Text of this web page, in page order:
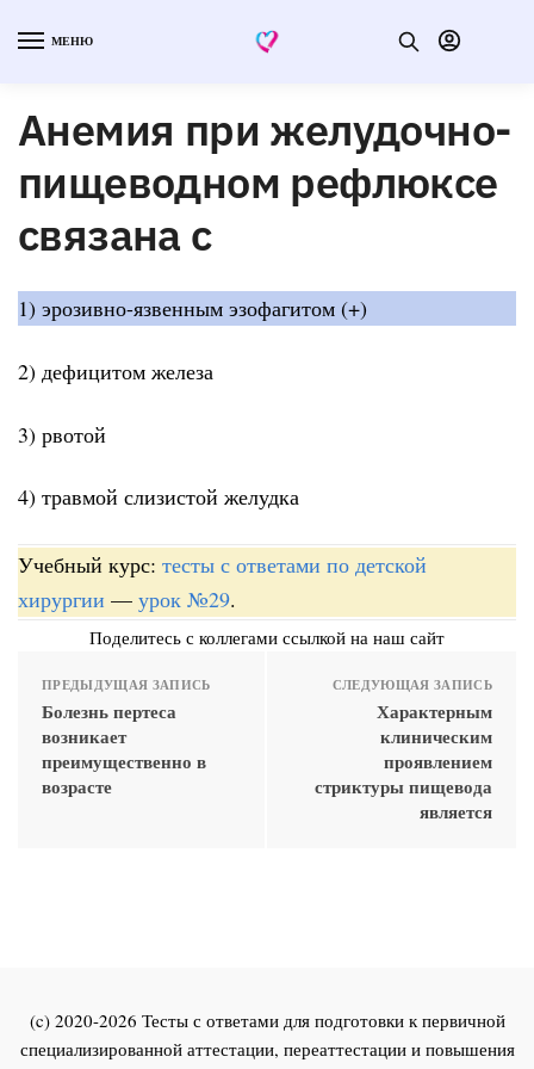
МЕНЮ
Анемия при желудочно-
пищеводном рефлюксе
связана с
1) эрозивно-язвенным эзофагитом (+)
2) дефицитом железа
3) рвотой
4) травмой слизистой желудка
Учебный курс: тесты с ответами по детской
хирургии — урок №29.
Поделитесь с коллегами ссылкой на наш сайт
ПРЕДЫДУЩАЯ ЗАПИСЬ
Болезнь пертеса
возникает
преимущественно в
возрасте
СЛЕДУЮЩАЯ ЗАПИСЬ
Характерным
клиническим
проявлением
стриктуры пищевода
является
(c) 2020-2026 Тесты с ответами для подготовки к первичной
специализированной аттестации, переаттестации и повышения